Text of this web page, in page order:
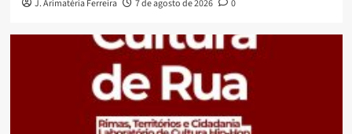
J. Arimatéria Ferreira 7 de agosto de 2026 0